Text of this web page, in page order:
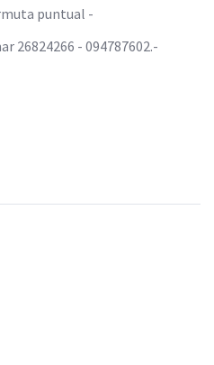
puntual -
26824266 - 094787602.-